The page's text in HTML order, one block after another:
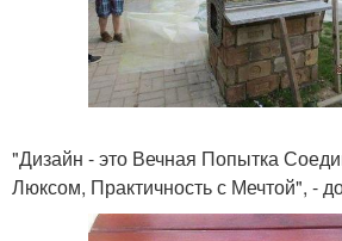
"Дизайн - это Вечная Попытка
Люксом, Практичность с Мечтой", -